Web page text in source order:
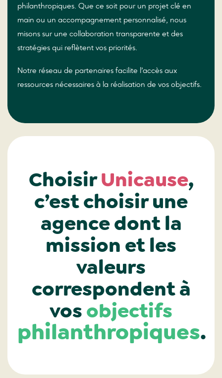
philanthropiques. Que ce soit pour un projet clé en
main ou un accompagnement personnalisé, nous
misons sur une collaboration transparente et des
stratégies qui reflètent vos priorités.
Notre réseau de partenaires facilite l’accès aux
ressources nécessaires à la réalisation de vos objectifs.
ChoisirUnicause,
c’est choisir une
agence dont la
mission et les
valeurs
correspondent à
vosobjectifs
philanthropiques.